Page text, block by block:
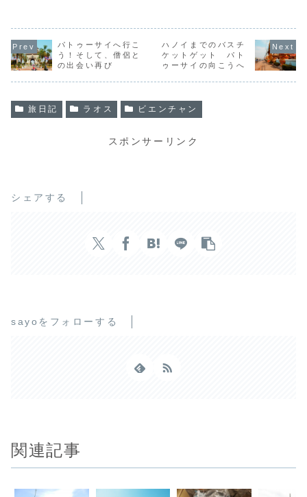
e
b
o
o
t
t
e
r
e
パトゥーサイへ行こ
う！そして、僧侶と
の出会い再び
ハノイまでのバスチ
ケットゲット パト
ゥーサイの向こうへ
旅日記 ラオス ビエンチャン
スポンサーリンク
シェアする
sayoをフォローする
関連記事